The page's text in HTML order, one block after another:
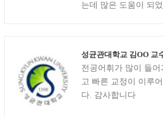
는데 많은 도움이 되
성균관대학교 김OO 교
전공어휘가 많이 들
고 빠른 교정이 이루
다. 감사합니다